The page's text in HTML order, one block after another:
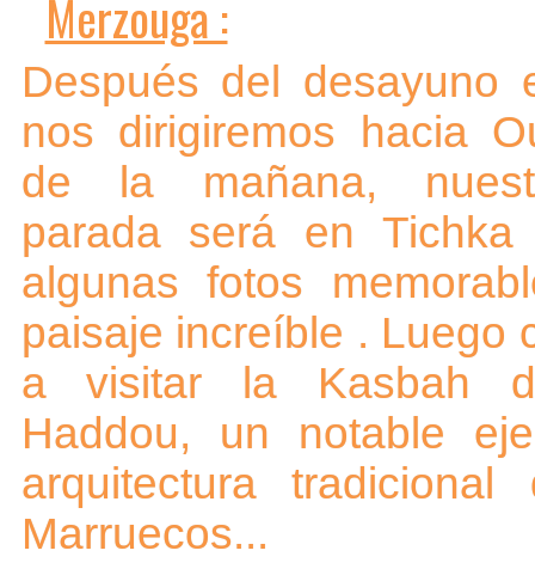
Merzouga :
Después del desayuno
nos dirigiremos hacia
de la mañana,
parada será en Tichka
algunas fotos
paisaje increíble . Luego
a visitar la Kasbah
Haddou, un notable
arquitectura
Marruecos...